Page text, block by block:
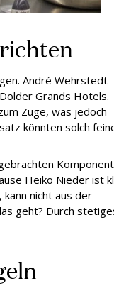
André Wehrstedt
Grands Hotels.
Zuge, was jedoch
könnten solch
Heiko Nieder ist
nicht aus der
geht? Durch